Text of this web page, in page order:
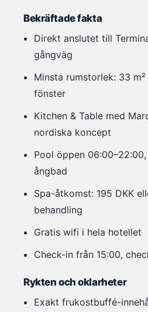
Bekräftade fakta
Direkt anslutet till
gångväg
Minsta rumstorlek: 33
fönster
Kitchen & Table med
nordiska koncept
Pool öppen
ångbad
Spa-åtkomst: 195 DKK
behandling
Gratis wifi i hela hotellet
Check-in från 15:00,
Rykten och oklarheter
Exakt frukostbuffé-